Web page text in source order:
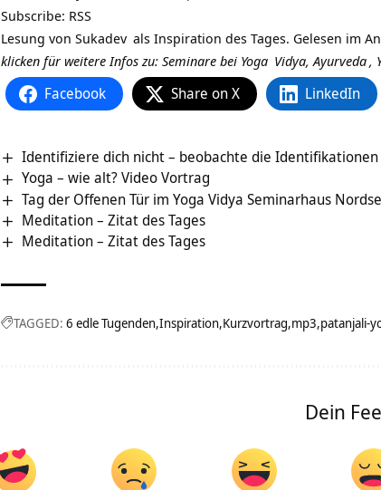
Subscribe: RSS
Lesung von Sukadev als Inspiration des Tages. Gelesen im
klicken für weitere Infos zu: Seminare bei Yoga Vidya,Ayurveda,
Facebook Share on X LinkedIn
Identifiziere dich nicht – beobachte die Identifikationen
Yoga – wie alt? Video Vortrag
Tag der Offenen Tür im Yoga Vidya Seminarhaus
Meditation – Zitat des Tages
Meditation – Zitat des Tages
TAGGED: 6 edle Tugenden Inspiration Kurzvortrag mp3 patanjali-
Dein